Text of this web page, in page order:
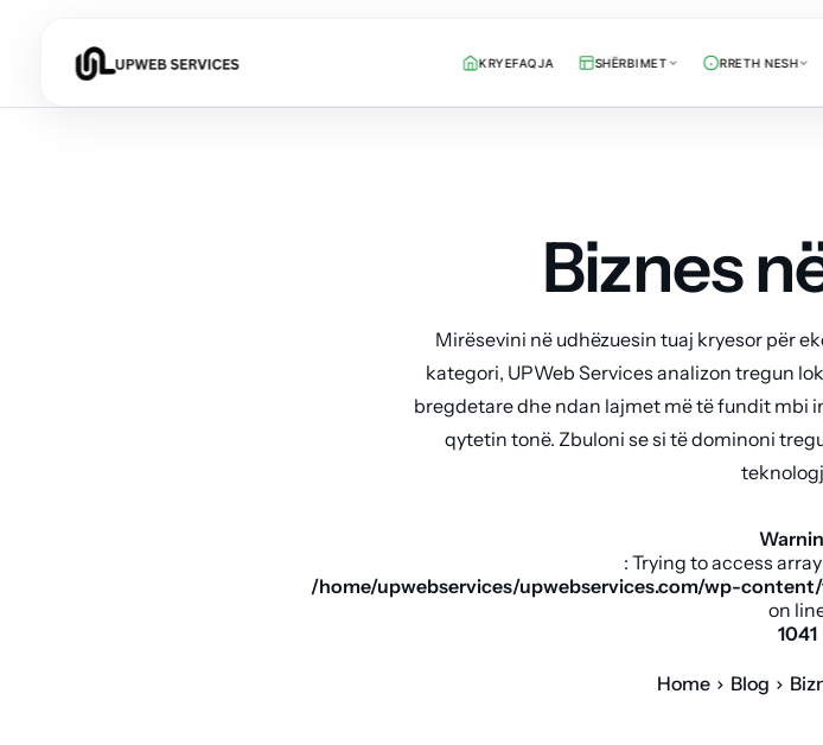
KRYEFAQJA SHËRBIMET RRETH NESH
Biznes
Mirësevini në udhëzuesin tuaj kryesor për
kategori, UPWeb Services analizon tregun
bregdetare dhe ndan lajmet më të fundit
qytetin tonë. Zbuloni se si të dominoni
: Trying to access
/home/upwebservices/upwebservices.com/wp-
on
1041
Home Blog